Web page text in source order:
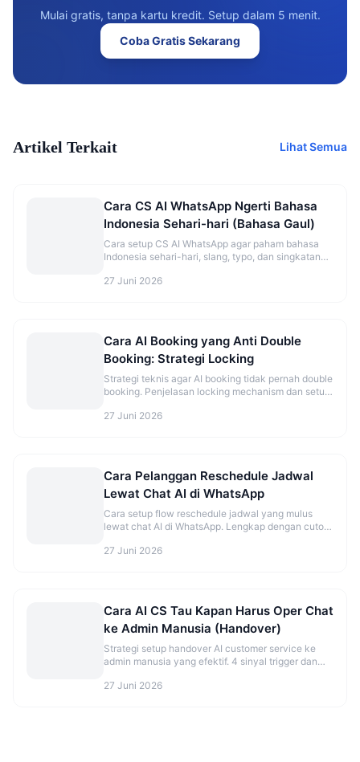
Mulai gratis, tanpa kartu kredit. Setup dalam 5 menit.
Coba Gratis Sekarang
Artikel Terkait Lihat Semua
Cara CS AI WhatsApp Ngerti Bahasa
Indonesia Sehari-hari (Bahasa Gaul)
Cara setup CS AI WhatsApp agar paham bahasa
Indonesia sehari-hari, slang, typo, dan singkatan
27 Juni 2026
Cara AI Booking yang Anti Double
Booking: Strategi Locking
Strategi teknis agar AI booking tidak pernah double
booking. Penjelasan locking mechanism dan setup
27 Juni 2026
Cara Pelanggan Reschedule Jadwal
Lewat Chat AI di WhatsApp
Cara setup flow reschedule jadwal yang mulus
lewat chat AI di WhatsApp. Lengkap dengan cutoff
27 Juni 2026
Cara AI CS Tau Kapan Harus Oper Chat
ke Admin Manusia (Handover)
Strategi setup handover AI customer service ke
admin manusia yang efektif. 4 sinyal trigger dan
27 Juni 2026